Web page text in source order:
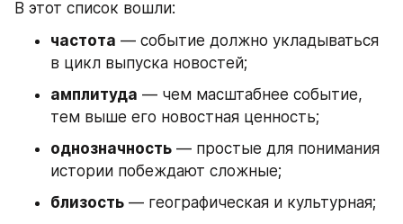
В этот список вошли:
частота — событие должно укладываться
в цикл выпуска новостей;
амплитуда — чем масштабнее событие,
тем выше его новостная ценность;
однозначность — простые для понимания
истории побеждают сложные;
близость — географическая и культурная;